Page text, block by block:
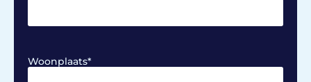
Woonplaats*